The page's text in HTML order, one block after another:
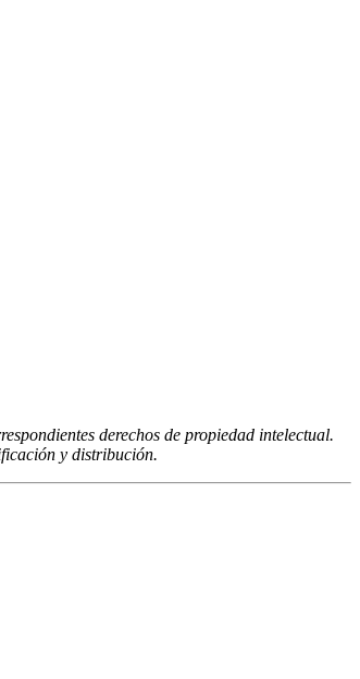
derechos de propiedad intelectual.
y distribución.